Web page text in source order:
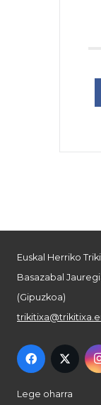
Euskal Herriko
Basazabal
(Gipuzkoa)
Lege oharra